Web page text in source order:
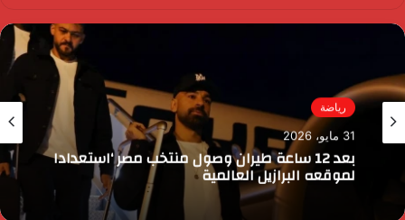
رياضة
31 مايو، 2026
بعد 12 ساعة طيران وصول منتخب مصر ‘استعدادا
لموقعه البرازيل العالمية